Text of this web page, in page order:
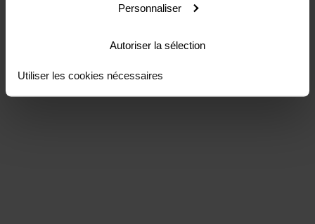
Personnaliser
Autoriser la sélection
Utiliser les cookies nécessaires